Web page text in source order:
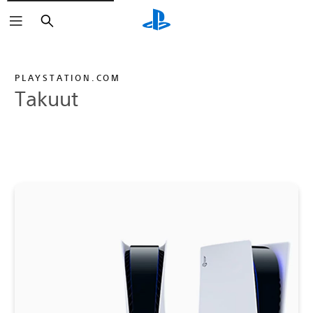
Haku
PLAYSTATION.COM
Takuut